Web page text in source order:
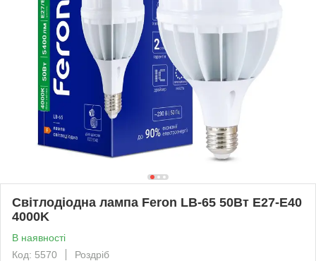
Світлодіодна лампа Feron LB-65 50Вт E27-E40
4000K
В наявності
Код: 5570
Роздріб